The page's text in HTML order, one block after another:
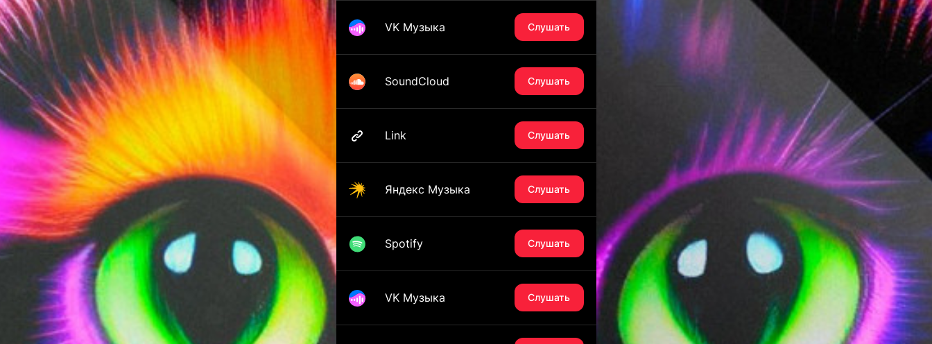
VK Музыка Слушать
SoundCloud Слушать
Link Слушать
Яндекс Музыка Слушать
Spotify Слушать
VK Музыка Слушать